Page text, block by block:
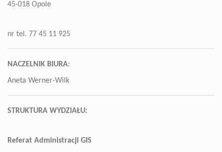
45-018 Opole
nr tel. 77 45 11 925
NACZELNIK BIURA:
Aneta Werner-Wilk
STRUKTURA WYDZIAŁU:
Referat Administracji GIS